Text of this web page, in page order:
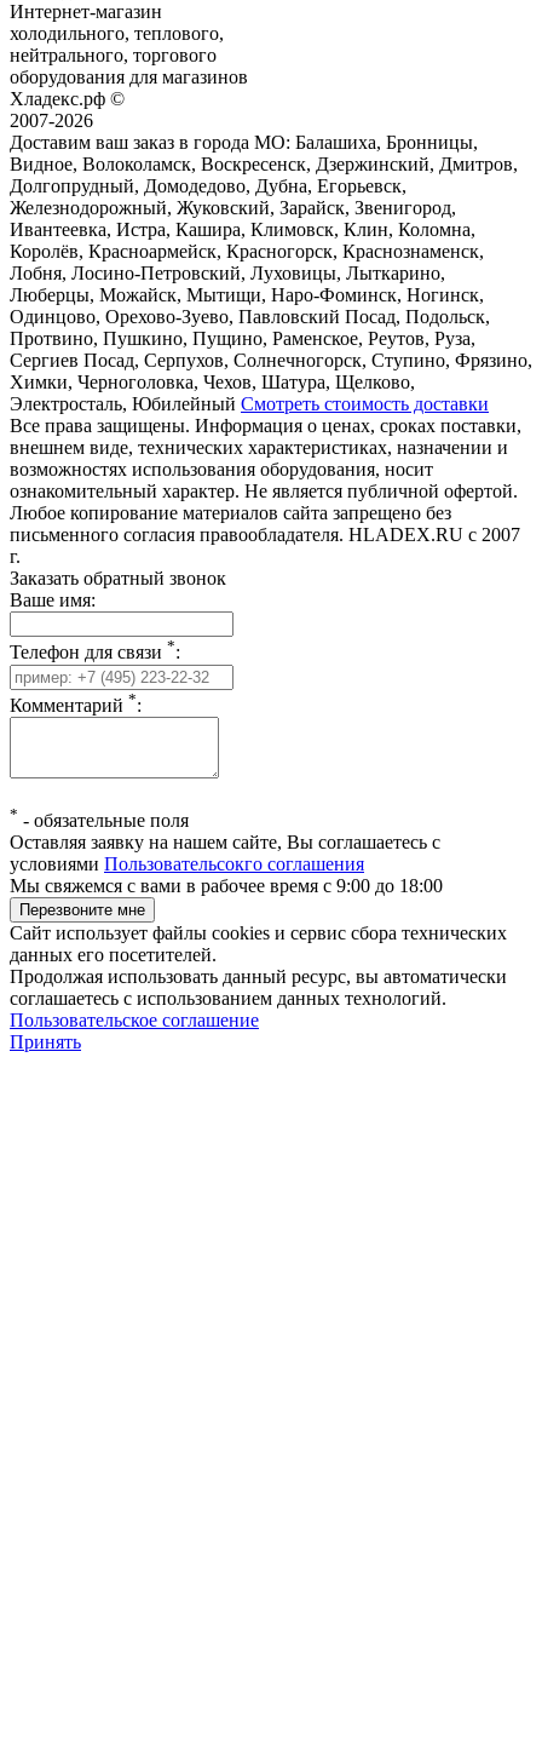
Интернет-магазин
холодильного, теплового,
нейтрального, торгового
оборудования для магазинов
Хладекс.рф ©
2007-2026
Доставим ваш заказ в города МО: Балашиха, Бронницы,
Видное, Волоколамск, Воскресенск, Дзержинский, Дмитров,
Долгопрудный, Домодедово, Дубна, Егорьевск,
Железнодорожный, Жуковский, Зарайск, Звенигород,
Ивантеевка, Истра, Кашира, Климовск, Клин, Коломна,
Королёв, Красноармейск, Красногорск, Краснознаменск,
Лобня, Лосино-Петровский, Луховицы, Лыткарино,
Люберцы, Можайск, Мытищи, Наро-Фоминск, Ногинск,
Одинцово, Орехово-Зуево, Павловский Посад, Подольск,
Протвино, Пушкино, Пущино, Раменское, Реутов, Руза,
Сергиев Посад, Серпухов, Солнечногорск, Ступино, Фрязино,
Химки, Черноголовка, Чехов, Шатура, Щелково,
Электросталь, Юбилейный Смотреть стоимость доставки
Все права защищены. Информация о ценах, сроках поставки,
внешнем виде, технических характеристиках, назначении и
возможностях использования оборудования, носит
ознакомительный характер. Не является публичной офертой.
Любое копирование материалов сайта запрещено без
письменного согласия правообладателя. HLADEX.RU c 2007
г.
Заказать обратный звонок
Ваше имя:
Телефон для связи *:
Комментарий *:
* - обязательные поля
Оставляя заявку на нашем сайте, Вы соглашаетесь с
условиями Пользовательсокго соглашения
Мы свяжемся с вами в рабочее время с 9:00 до 18:00
Сайт использует файлы cookies и сервис сбора технических
данных его посетителей.
Продолжая использовать данный ресурс, вы автоматически
соглашаетесь с использованием данных технологий.
Пользовательское соглашение
Принять